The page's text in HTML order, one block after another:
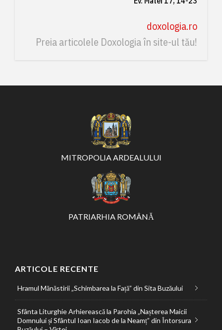
doxologia.ro
Preia articolele Doxologia în site-ul tău!
MITROPOLIA ARDEALULUI
PATRIARHIA ROMÂNĂ
ARTICOLE RECENTE
Hramul Mănăstirii „Schimbarea la Față” din Sita Buzăului
Sfânta Liturghie Arhierească la Parohia „Nașterea Maicii
Domnului și Sfântul Ioan Iacob de la Neamț” din Întorsura